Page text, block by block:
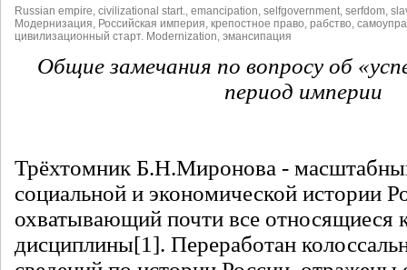
Russian empire, civilizational start., emancipation, selfgovernment, serfdom,
Модернизация, Российская империя, крепостное право, рабство,
цивилизационный старт. Modernization, эмансипация
Общие замечания по вопросу об
период империи
Трёхтомник Б.Н.Миронова -
социальной и экономической истории
охватывающий почти все относящиеся
дисциплины[1]. Переработан